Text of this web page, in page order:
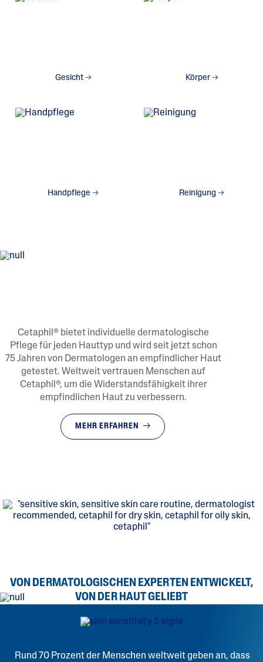
Gesicht Körper
Handpflege Reinigung
Cetaphil® bietet individuelle dermatologische
Pflege für jeden Hauttyp und wird seit jetzt schon
75 Jahren von Dermatologen an empfindlicher Haut
getestet. Weltweit vertrauen Menschen auf
Cetaphil®, um die Widerstandsfähigkeit ihrer
empfindlichen Haut zu verbessern.
MEHR ERFAHREN
VON DERMATOLOGISCHEN EXPERTEN ENTWICKELT,
VON DER HAUT GELIEBT
Rund 70 Prozent der Menschen weltweit geben an, dass